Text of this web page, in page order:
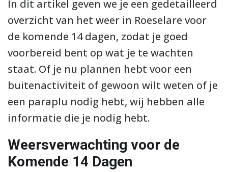
In dit artikel geven we je een gedetailleerd
overzicht van het weer in Roeselare voor
de komende 14 dagen, zodat je goed
voorbereid bent op wat je te wachten
staat. Of je nu plannen hebt voor een
buitenactiviteit of gewoon wilt weten of je
een paraplu nodig hebt, wij hebben alle
informatie die je nodig hebt.
Weersverwachting voor de
Komende 14 Dagen